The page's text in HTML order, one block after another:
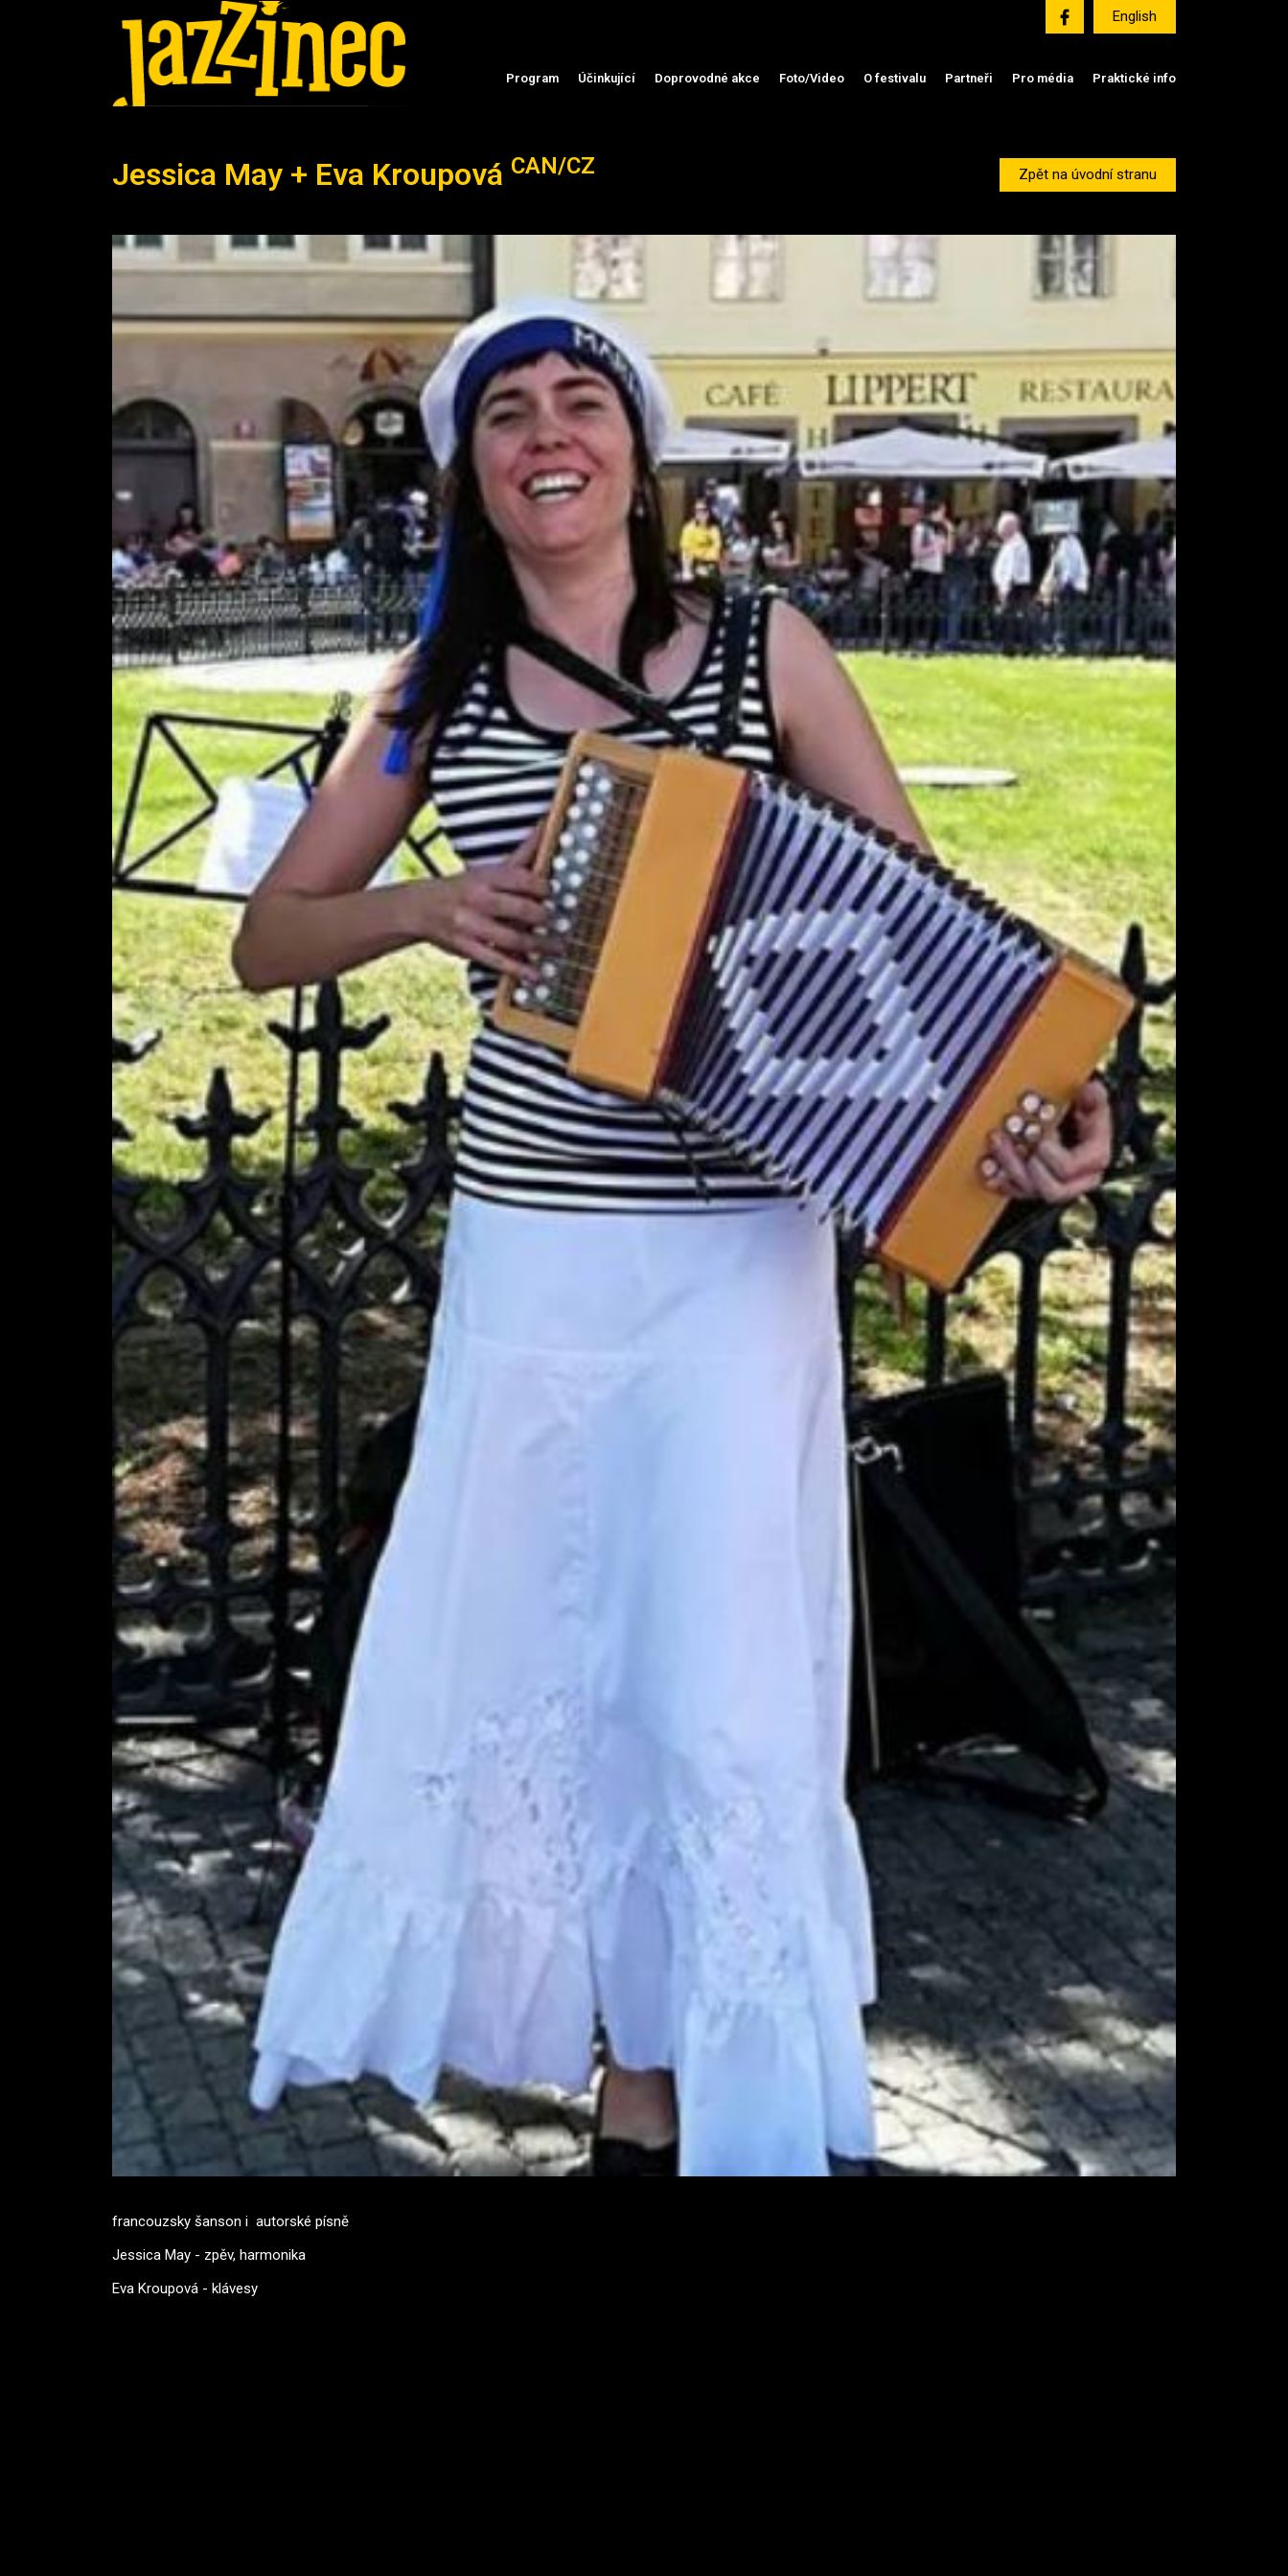
English
Program Účinkující Doprovodné akce Foto/Video O festivalu Partneři Pro média Praktické info
Jessica May + Eva Kroupová CAN/CZ Zpět na úvodní stranu
francouzsky šanson i autorské písně
Jessica May - zpěv, harmonika
Eva Kroupová - klávesy